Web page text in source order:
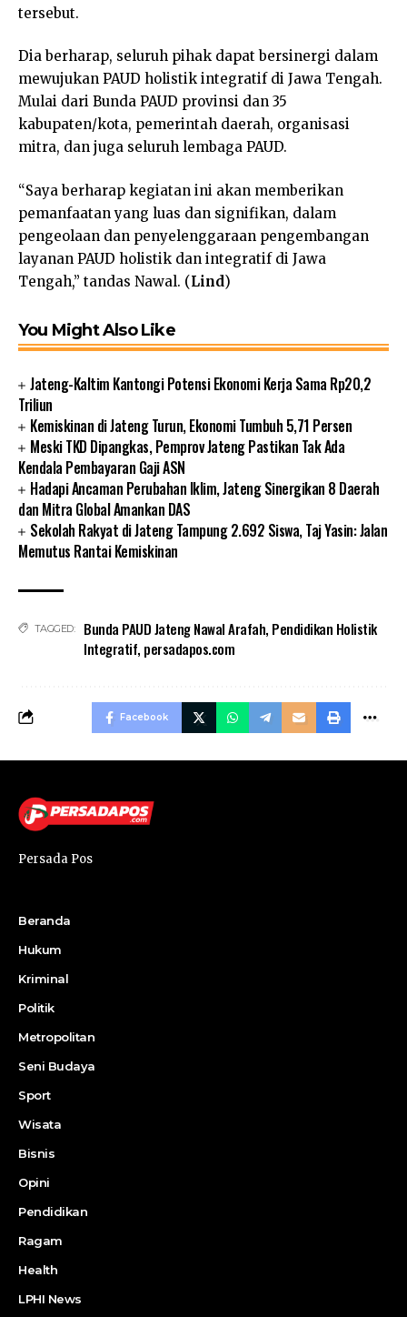
tersebut.
Dia berharap, seluruh pihak dapat bersinergi dalam
mewujukan PAUD holistik integratif di Jawa Tengah.
Mulai dari Bunda PAUD provinsi dan 35
kabupaten/kota, pemerintah daerah, organisasi
mitra, dan juga seluruh lembaga PAUD.
“Saya berharap kegiatan ini akan memberikan
pemanfaatan yang luas dan signifikan, dalam
pengeolaan dan penyelenggaraan pengembangan
layanan PAUD holistik dan integratif di Jawa
Tengah,” tandas Nawal. (Lind)
You Might Also Like
Jateng-Kaltim Kantongi Potensi Ekonomi Kerja Sama Rp20,2
Triliun
Kemiskinan di Jateng Turun, Ekonomi Tumbuh 5,71 Persen
Meski TKD Dipangkas, Pemprov Jateng Pastikan Tak Ada
Kendala Pembayaran Gaji ASN
Hadapi Ancaman Perubahan Iklim, Jateng Sinergikan 8 Daerah
dan Mitra Global Amankan DAS
Sekolah Rakyat di Jateng Tampung 2.692 Siswa, Taj Yasin: Jalan
Memutus Rantai Kemiskinan
TAGGED: Bunda PAUD Jateng Nawal Arafah, Pendidikan Holistik
Integratif, persadapos.com
Facebook
Persada Pos
Beranda
Hukum
Kriminal
Politik
Metropolitan
Seni Budaya
Sport
Wisata
Bisnis
Opini
Pendidikan
Ragam
Health
LPHI News